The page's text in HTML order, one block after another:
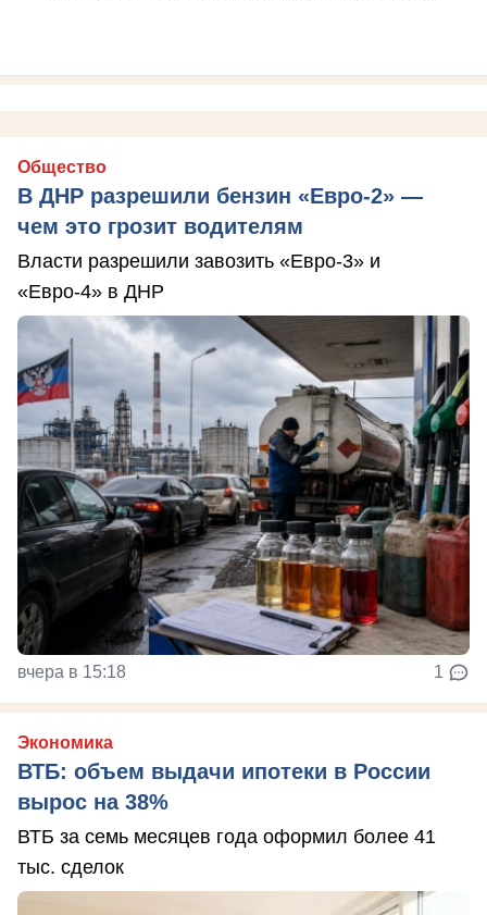
Общество
В ДНР разрешили бензин «Евро-2» —
чем это грозит водителям
Власти разрешили завозить «Евро-3» и
«Евро-4» в ДНР
вчера в 15:18 1
Экономика
ВТБ: объем выдачи ипотеки в России
вырос на 38%
ВТБ за семь месяцев года оформил более 41
тыс. сделок